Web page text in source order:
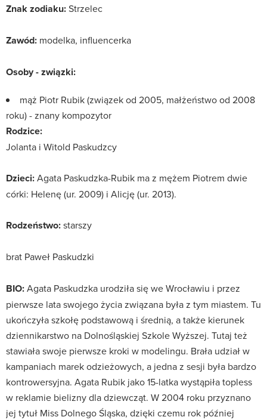
Znak zodiaku:Strzelec
Zawód: modelka, influencerka
Osoby - związki:
mąż Piotr Rubik (związek od 2005, małżeństwo od 2008
roku) - znany kompozytor
Rodzice:
Jolanta i Witold Paskudzcy
Dzieci:Agata Paskudzka-Rubik ma z mężem Piotrem dwie
córki: Helenę (ur. 2009) i Alicję (ur. 2013).
Rodzeństwo:starszy
brat Paweł Paskudzki
BIO:Agata Paskudzka urodziła się we Wrocławiu i przez
pierwsze lata swojego życia związana była z tym miastem. Tu
ukończyła szkołę podstawową i średnią, a także kierunek
dziennikarstwo na Dolnośląskiej Szkole Wyższej. Tutaj też
stawiała swoje pierwsze kroki w modelingu. Brała udział w
kampaniach marek odzieżowych, a jedna z sesji była bardzo
kontrowersyjna. Agata Rubik jako 15-latka wystąpiła topless
w reklamie bielizny dla dziewcząt. W 2004 roku przyznano
jej tytuł Miss Dolnego Śląska, dzięki czemu rok później